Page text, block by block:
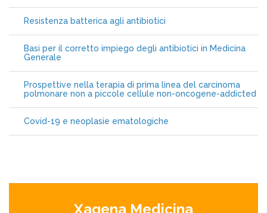
Resistenza batterica agli antibiotici
Basi per il corretto impiego degli antibiotici in Medicina
Generale
Prospettive nella terapia di prima linea del carcinoma
polmonare non a piccole cellule non-oncogene-addicted
Covid-19 e neoplasie ematologiche
Xagena Medicina